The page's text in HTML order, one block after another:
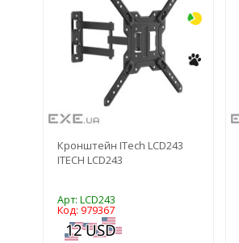
Кронштейн ITech LCD243
ITECH LCD243
Арт: LCD243
Код: 979367